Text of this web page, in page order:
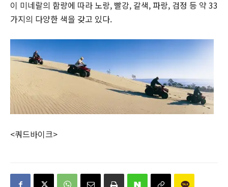
이 미네랄의 함량에 따라 노랑, 빨강, 갈색, 파랑, 검정 등 약 33
가지의 다양한 색을 갖고 있다.
<쿼드바이크>